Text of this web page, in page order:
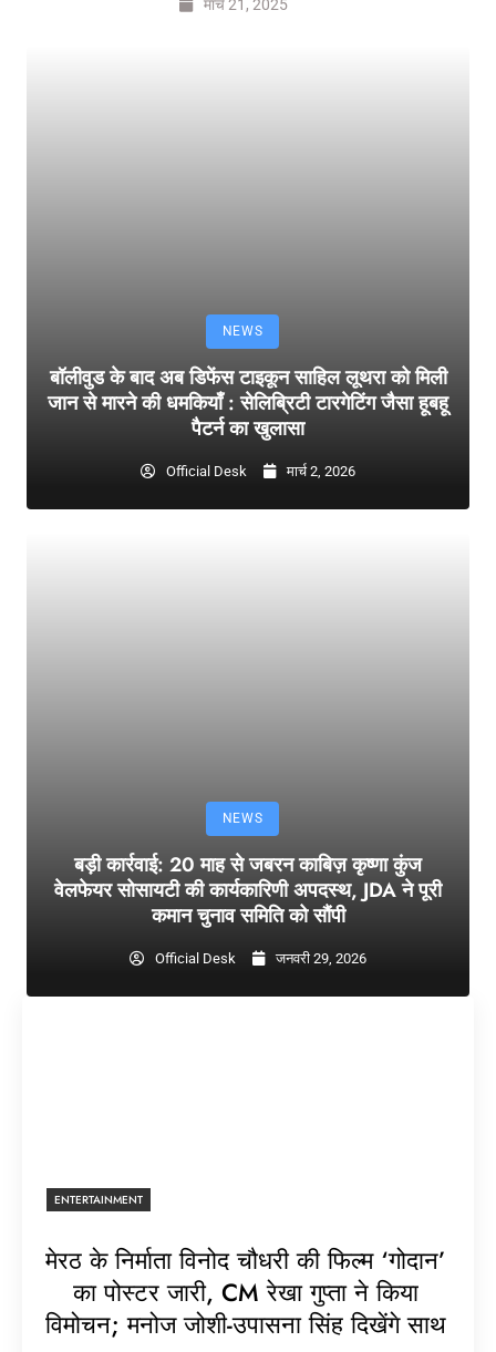
मार्च 21, 2025
NEWS
बॉलीवुड के बाद अब डिफेंस टाइकून साहिल लूथरा को मिली
जान से मारने की धमकियाँ : सेलिब्रिटी टारगेटिंग जैसा हूबहू
पैटर्न का खुलासा
Official Desk मार्च 2, 2026
NEWS
बड़ी कार्रवाई: 20 माह से जबरन काबिज़ कृष्णा कुंज
वेलफेयर सोसायटी की कार्यकारिणी अपदस्थ, JDA ने पूरी
कमान चुनाव समिति को सौंपी
Official Desk जनवरी 29, 2026
ENTERTAINMENT
मेरठ के निर्माता विनोद चौधरी की फिल्म ‘गोदान’
का पोस्टर जारी, CM रेखा गुप्ता ने किया
विमोचन; मनोज जोशी-उपासना सिंह दिखेंगे साथ